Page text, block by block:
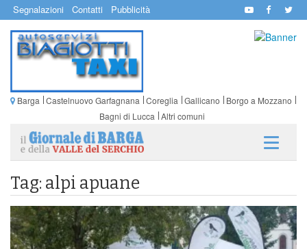
Segnalazioni Contatti Pubblicità
Barga Castelnuovo Garfagnana Coreglia Gallicano
Borgo a Mozzano
Bagni di Lucca Altri comuni
Tag: alpi apuane